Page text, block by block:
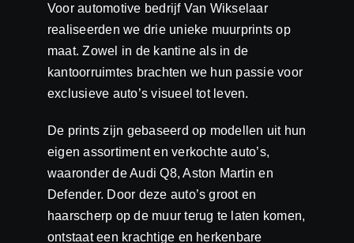
Voor automotive bedrijf Van Wikselaar
realiseerden we drie unieke muurprints op
maat. Zowel in de kantine als in de
kantoorruimtes brachten we hun passie voor
exclusieve auto’s visueel tot leven.
De prints zijn gebaseerd op modellen uit hun
eigen assortiment en verkochte auto’s,
waaronder de Audi Q8, Aston Martin en
Defender. Door deze auto’s groot en
haarscherp op de muur terug te laten komen,
ontstaat een krachtige en herkenbare